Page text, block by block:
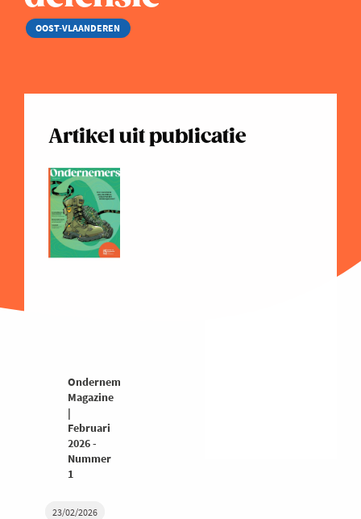
OOST-VLAANDEREN
23/02/2026
Artikel uit publicatie
Ondernemers
Magazine
|
Februari
2026 -
Nummer
1